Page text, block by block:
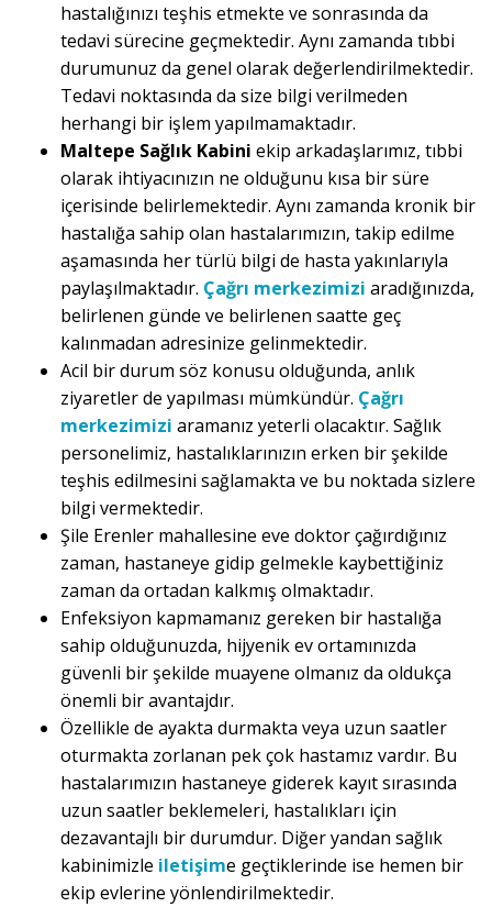
hastalığınızı teşhis etmekte ve sonrasında da
tedavi sürecine geçmektedir. Aynı zamanda tıbbi
durumunuz da genel olarak değerlendirilmektedir.
Tedavi noktasında da size bilgi verilmeden
herhangi bir işlem yapılmamaktadır.
Maltepe Sağlık Kabini ekip arkadaşlarımız, tıbbi
olarak ihtiyacınızın ne olduğunu kısa bir süre
içerisinde belirlemektedir. Aynı zamanda kronik bir
hastalığa sahip olan hastalarımızın, takip edilme
aşamasında her türlü bilgi de hasta yakınlarıyla
paylaşılmaktadır. Çağrı merkezimizi aradığınızda,
belirlenen günde ve belirlenen saatte geç
kalınmadan adresinize gelinmektedir.
Acil bir durum söz konusu olduğunda, anlık
ziyaretler de yapılması mümkündür. Çağrı
merkezimizi aramanız yeterli olacaktır. Sağlık
personelimiz, hastalıklarınızın erken bir şekilde
teşhis edilmesini sağlamakta ve bu noktada sizlere
bilgi vermektedir.
Şile Erenler mahallesine eve doktor çağırdığınız
zaman, hastaneye gidip gelmekle kaybettiğiniz
zaman da ortadan kalkmış olmaktadır.
Enfeksiyon kapmamanız gereken bir hastalığa
sahip olduğunuzda, hijyenik ev ortamınızda
güvenli bir şekilde muayene olmanız da oldukça
önemli bir avantajdır.
Özellikle de ayakta durmakta veya uzun saatler
oturmakta zorlanan pek çok hastamız vardır. Bu
hastalarımızın hastaneye giderek kayıt sırasında
uzun saatler beklemeleri, hastalıkları için
dezavantajlı bir durumdur. Diğer yandan sağlık
kabinimizle iletişime geçtiklerinde ise hemen bir
ekip evlerine yönlendirilmektedir.